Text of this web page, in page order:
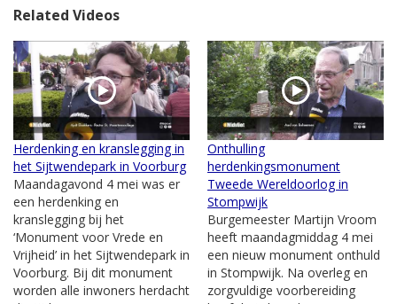
Related Videos
Herdenking en kranslegging in
het Sijtwendepark in Voorburg
Maandagavond 4 mei was er
een herdenking en
kranslegging bij het
‘Monument voor Vrede en
Vrijheid’ in het Sijtwendepark in
Voorburg. Bij dit monument
worden alle inwoners herdacht
Onthulling
herdenkingsmonument
Tweede Wereldoorlog in
Stompwijk
Burgemeester Martijn Vroom
heeft maandagmiddag 4 mei
een nieuw monument onthuld
in Stompwijk. Na overleg en
zorgvuldige voorbereiding